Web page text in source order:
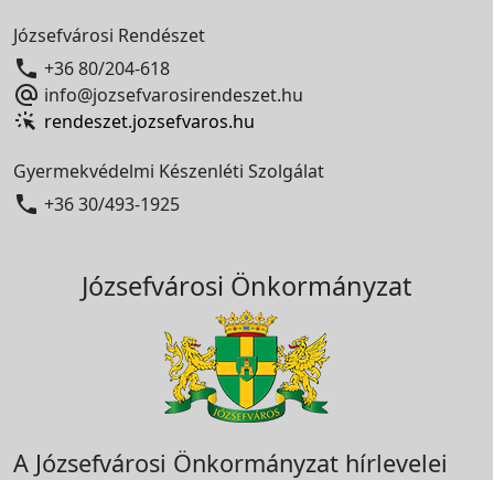
Józsefvárosi Rendészet
 +36 80/204-618
 info@jozsefvarosirendeszet.hu
rendeszet.jozsefvaros.hu
Gyermekvédelmi Készenléti Szolgálat
 +36 30/493-1925
Józsefvárosi Önkormányzat
A Józsefvárosi Önkormányzat hírlevelei